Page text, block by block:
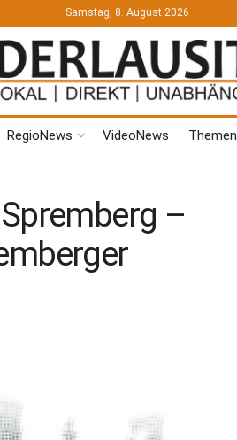
Samstag, 8. August 2026
RegioNews VideoNews Themen
–